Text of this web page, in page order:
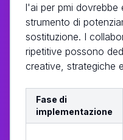
l'ai per pmi dovrebbe
strumento di
sostituzione. I
ripetitive possono
creative, strategiche
Fase di
implementazione